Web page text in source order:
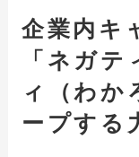
企業内キ
「ネガ
ィ（わか
ープする